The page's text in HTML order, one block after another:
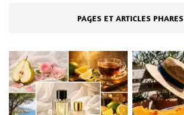
PAGES ET ARTICLES PHARES